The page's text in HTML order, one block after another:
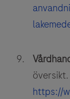
https://